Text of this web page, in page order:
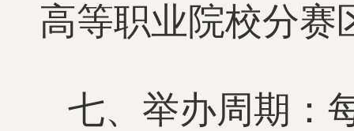
高等职业院校分赛
七、举办周期：